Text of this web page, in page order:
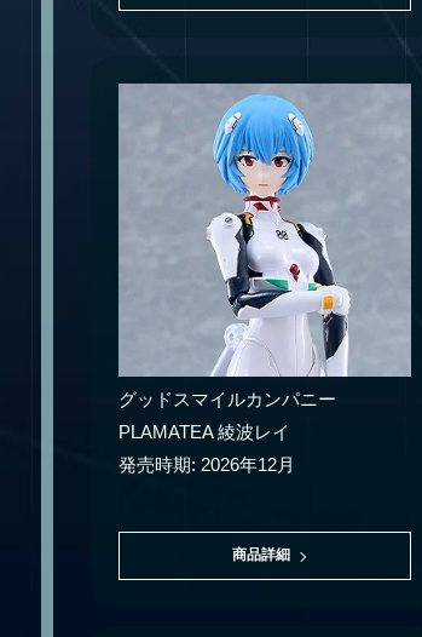
グッドスマイルカンパニー
PLAMATEA 綾波レイ
発売時期: 2026年12月
商品詳細